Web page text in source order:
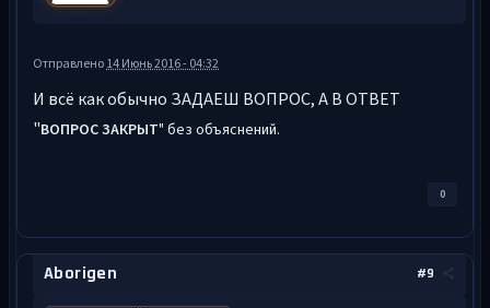
Отправлено14 Июнь 2016 - 04:32
И всё как обычно ЗАДАЕШ ВОПРОС, А В ОТВЕТ
"ВОПРОС ЗАКРЫТ" без объяснений.
0
#9
Aborigen